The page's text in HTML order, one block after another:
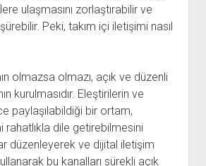
ulaşmasını zorlaştırabilir ve
Peki, takım içi iletişimi nasıl
olmazsa olmazı, açık ve düzenli
kurulmasıdır. Eleştirilerin ve
paylaşılabildiği bir ortam,
rahatlıkla dile getirebilmesini
düzenleyerek ve dijital iletişim
bu kanalları sürekli açık